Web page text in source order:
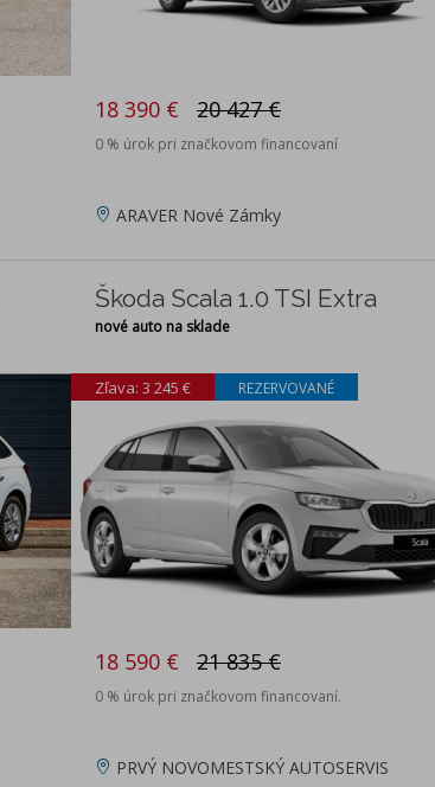
18 390 € 20 427 €
0 % úrok pri značkovom financovaní
ARAVER Nové Zámky
Škoda Scala 1.0 TSI Extra
nové auto na sklade
Zľava: 3 245 € REZERVOVANÉ
18 590 € 21 835 €
0 % úrok pri značkovom financovaní.
PRVÝ NOVOMESTSKÝ AUTOSERVIS